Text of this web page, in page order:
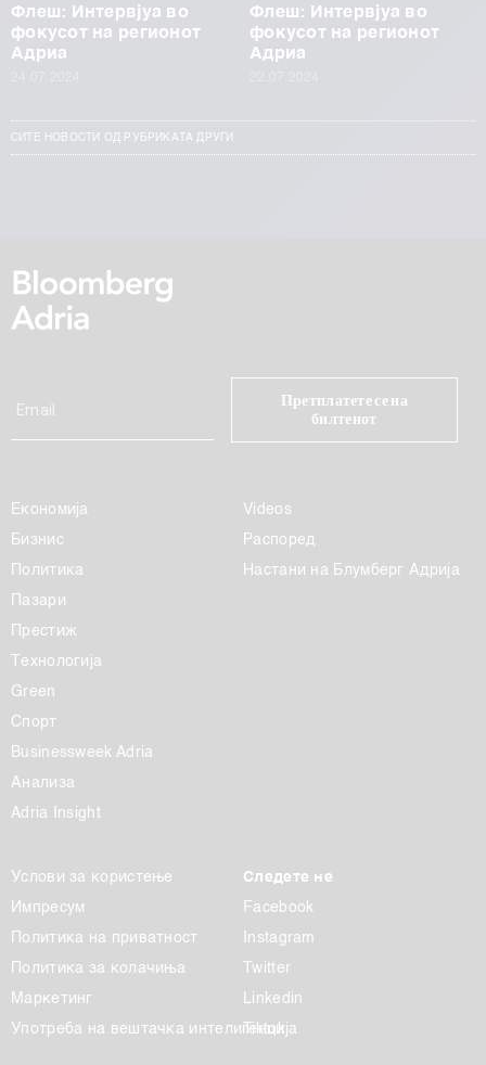
Флеш: Интервјуа во
фокусот на регионот
Адриа
Флеш: Интервјуа во
фокусот на регионот
Адриа
СИТЕ НОВОСТИ ОД РУБРИКАТА ДРУГИ
Претплатете се на
билтенот
Економија
Бизнис
Политика
Пазари
Престиж
Технологија
Green
Спорт
Businessweek Adria
Анализа
Adria Insight
Videos
Распоред
Настани на Блумберг Адрија
Услови за користење
Импресум
Политика на приватност
Политика за колачиња
Маркетинг
Употреба на вештачка интелигенција
Следете не
Facebook
Instagram
Twitter
Linkedin
Tiktok